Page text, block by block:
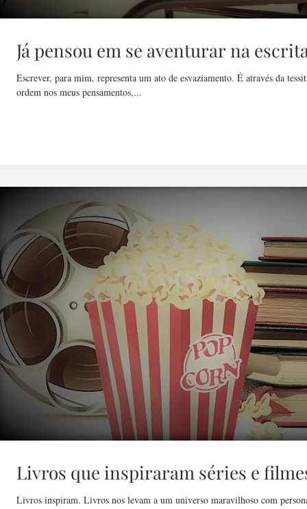
Já pensou em se aventurar na
Escrever, para mim, representa um ato de esvaziamento. É através da
ordem nos meus pensamentos,...
Livros que inspiraram séries e
Livros inspiram. Livros nos levam a um universo maravilhoso com